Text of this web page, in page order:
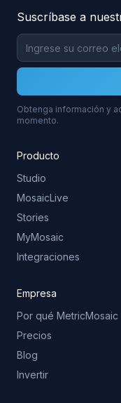
Suscríbase a
Obtenga información y
momento.
Producto
Studio
MosaicLive
Stories
MyMosaic
Integraciones
Empresa
Por qué MetricMosaic
Precios
Blog
Invertir